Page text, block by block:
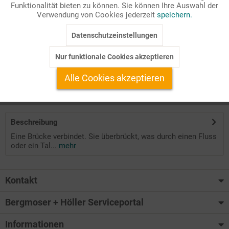
Leitartikel für den Gemeindebrief
Ausgabe: 06/2022
Auf Ihren Merkzettel setzen
Beschreibung
Eine Brücke verbindet. Sie überbrückt, was durch einen Fluss
oder ein Tal... mehr
Kontakt
Bergmoser + Höller Serviceportal
Informationen
Marketing Inaktiv
Inaktiv
Funktionalität bieten zu können. Sie können Ihre Auswahl der
Verwendung von Cookies jederzeit speichern.
Datenschutzeinstellungen
Nur funktionale Cookies akzeptieren
Alle Cookies akzeptieren